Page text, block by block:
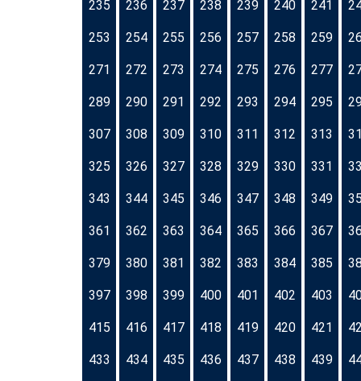
235 236 237 238 239 240 241
253 254 255 256 257 258 259
271 272 273 274 275 276 277
289 290 291 292 293 294 295
307 308 309 310 311 312 313
325 326 327 328 329 330 331
343 344 345 346 347 348 349
361 362 363 364 365 366 367
379 380 381 382 383 384 385
397 398 399 400 401 402 403
415 416 417 418 419 420 421
433 434 435 436 437 438 439